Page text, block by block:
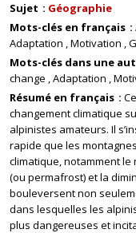
Sujet
Géographie
Mots-clés en français
Adaptation Motivation
Mots-clés dans une
change Adaptation
Résumé en français
changement climatique
alpinistes amateurs. Il
rapide que les
climatique, notamment
(ou permafrost) et la
bouleversent non
dans lesquelles les
plus dangereuses et